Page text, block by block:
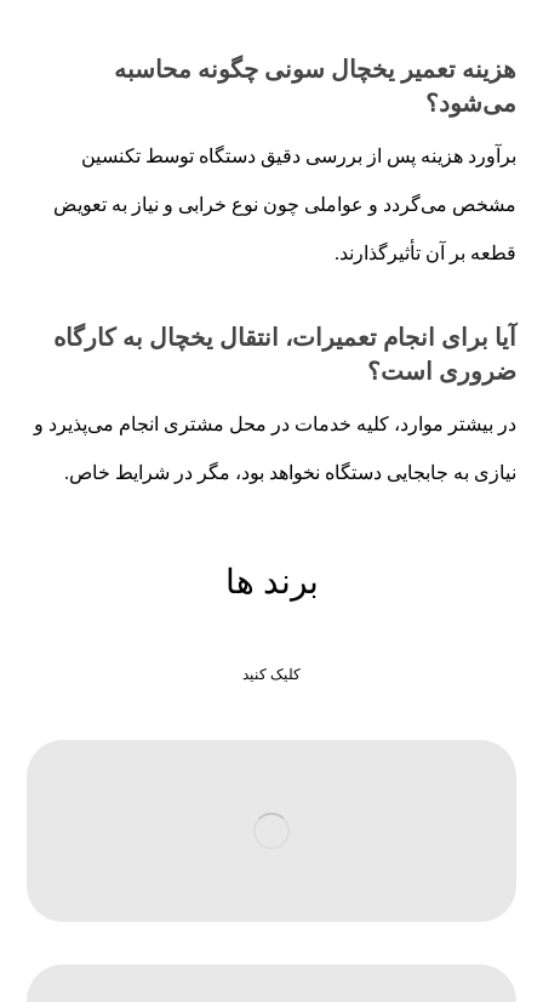
هزینه تعمیر یخچال سونی چگونه محاسبه
می‌شود؟
برآورد هزینه پس از بررسی دقیق دستگاه توسط تکنسین
مشخص می‌گردد و عواملی چون نوع خرابی و نیاز به تعویض
قطعه بر آن تأثیرگذارند.
آیا برای انجام تعمیرات، انتقال یخچال به کارگاه
ضروری است؟
در بیشتر موارد، کلیه خدمات در محل مشتری انجام می‌پذیرد و
نیازی به جابجایی دستگاه نخواهد بود، مگر در شرایط خاص.
برند ها
کلیک کنید